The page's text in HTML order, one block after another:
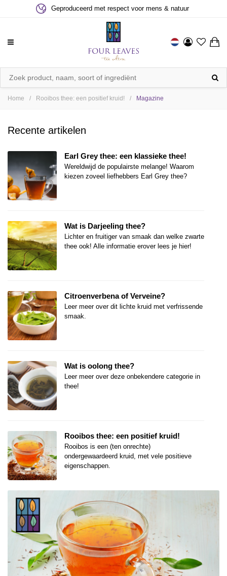
Geproduceerd met respect voor mens & natuur
Home / Rooibos thee: een positief kruid! / Magazine
Recente artikelen
Earl Grey thee: een klassieke thee!
Wereldwijd de populairste melange! Waarom
kiezen zoveel liefhebbers Earl Grey thee?
Wat is Darjeeling thee?
Lichter en fruitiger van smaak dan welke zwarte
thee ook! Alle informatie erover lees je hier!
Citroenverbena of Verveine?
Leer meer over dit lichte kruid met verfrissende
smaak.
Wat is oolong thee?
Leer meer over deze onbekendere categorie in
thee!
Rooibos thee: een positief kruid!
Rooibos is een (ten onrechte)
ondergewaardeerd kruid, met vele positieve
eigenschappen.